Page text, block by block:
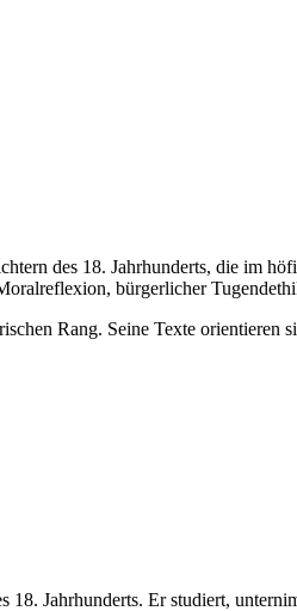
des 18. Jahrhunderts, die im
bürgerlicher
Rang. Seine Texte
Jahrhunderts. Er studiert,